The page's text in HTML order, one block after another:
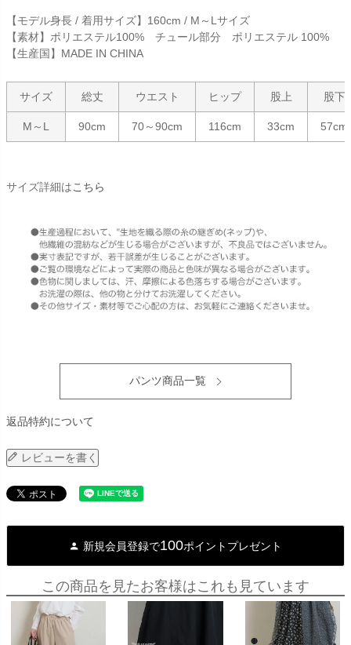
【モデル身長 / 着用サイズ】160cm / M～Lサイズ
【素材】ポリエステル100% チュール部分 ポリエステル 100%
【生産国】MADE IN CHINA
サイズ 総丈 ウエスト ヒップ 股上 股下
M～L 90cm 70～90cm 116cm 33cm 57cm
サイズ詳細はこちら
パンツ商品一覧
返品特約について
レビューを書く
新規会員登録で100ポイントプレゼント
この商品を見たお客様はこれも見ています